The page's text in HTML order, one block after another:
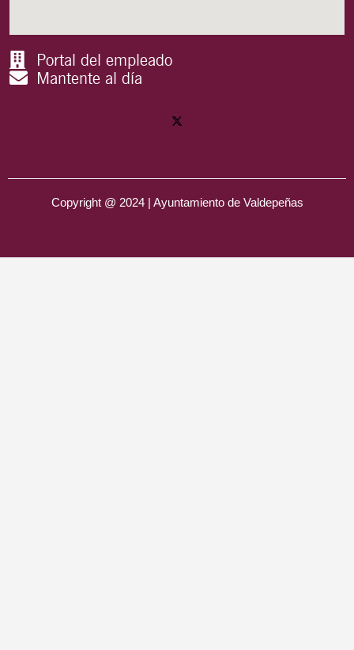
Portal del empleado
Mantente al día
Copyright @ 2024 | Ayuntamiento de Valdepeñas